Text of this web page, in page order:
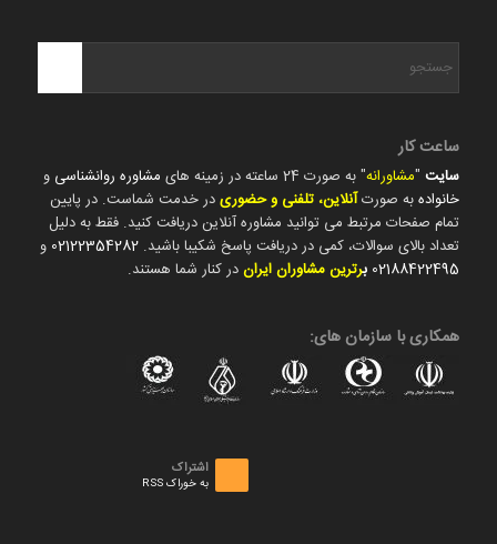
ساعت کار
سایت"مشاورانه" به صورت 24 ساعته در زمینه های مشاوره روانشناسی و
خانوادهبه صورتآنلاین، تلفنی و حضوریدر خدمت شماست. در پایین
تمام صفحات مرتبط می توانید مشاوره آنلاین دریافت کنید. فقط به دلیل
تعداد بالای سوالات، کمی در دریافت پاسخ شکیبا باشید. 02122354282 و
02188422495 برترین مشاوران ایراندر کنار شما هستند.
همکاری با سازمان های:
اشتراک
به خوراک RSS